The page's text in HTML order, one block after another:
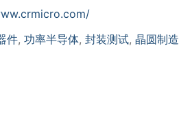
件, 功率半导体, 封装测试, 晶圆制造